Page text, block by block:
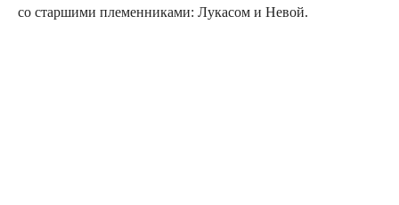
со стар­ши­ми пле­мен­ни­ка­ми: Лука­сом и Невой.